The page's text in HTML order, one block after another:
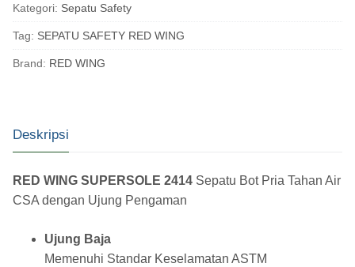
Kategori: Sepatu Safety
Tag: SEPATU SAFETY RED WING
Brand: RED WING
Deskripsi
RED WING SUPERSOLE 2414 Sepatu Bot Pria Tahan Air
CSA dengan Ujung Pengaman
Ujung Baja
Memenuhi Standar Keselamatan ASTM